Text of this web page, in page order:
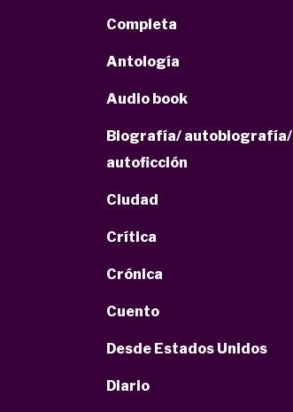
Completa
Antología
Audio book
Biografía/ autobiografía/
autoficción
Ciudad
Crítica
Crónica
Cuento
Desde Estados Unidos
Diario